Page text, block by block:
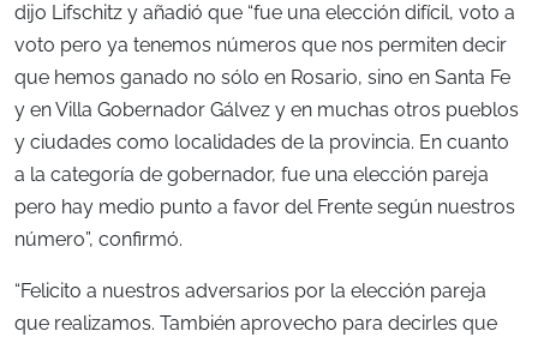
dijo Lifschitz y añadió que “fue una elección difícil, voto a
voto pero ya tenemos números que nos permiten decir
que hemos ganado no sólo en Rosario, sino en Santa Fe
y en Villa Gobernador Gálvez y en muchas otros pueblos
y ciudades como localidades de la provincia. En cuanto
a la categoría de gobernador, fue una elección pareja
pero hay medio punto a favor del Frente según nuestros
número”, confirmó.
“Felicito a nuestros adversarios por la elección pareja
que realizamos. También aprovecho para decirles que